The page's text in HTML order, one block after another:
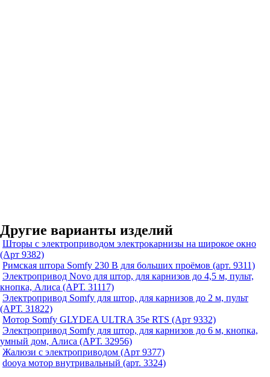
Другие варианты изделий
Шторы с электроприводом электрокарнизы на широкое окно
(Арт 9382)
Римская штора Somfy 230 В для больших проёмов (арт. 9311)
Электропривод Novo для штор, для карнизов до 4,5 м, пульт,
кнопка, Алиса (АРТ. 31117)
Электропривод Somfy для штор, для карнизов до 2 м, пульт
(АРТ. 31822)
Мотор Somfy GLYDEA ULTRA 35e RTS (Арт 9332)
Электропривод Somfy для штор, для карнизов до 6 м, кнопка,
умный дом, Алиса (АРТ. 32956)
Жалюзи с электроприводом (Арт 9377)
dooya мотор внутривальный (арт. 3324)